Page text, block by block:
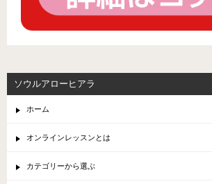
ソウルアローヒアラ
ホーム
オンラインレッスンとは
カテゴリーから選ぶ